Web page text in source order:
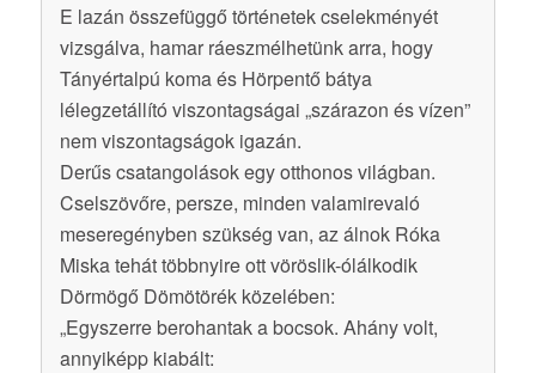
E lazán összefüggő történetek cselekményét
vizsgálva, hamar ráeszmélhetünk arra, hogy
Tányértalpú koma és Hörpentő bátya
lélegzetállító viszontagságai „szárazon és vízen”
nem viszontagságok igazán.
Derűs csatangolások egy otthonos világban.
Cselszövőre, persze, minden valamirevaló
meseregényben szükség van, az álnok Róka
Miska tehát többnyire ott vöröslik-ólálkodik
Dörmögő Dömötörék közelében:
„Egyszerre berohantak a bocsok. Ahány volt,
annyiképp kiabált: